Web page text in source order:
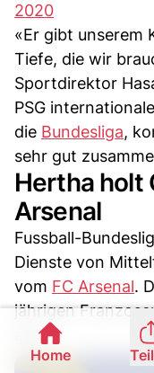
2020
«Er gibt unserem
Tiefe, die wir
Sportdirektor
PSG
die Bundesliga,
sehr gut
Hertha holt
Arsenal
Fussball-
Dienste von
vom FC Arsenal.
jährigen
aus.
Home